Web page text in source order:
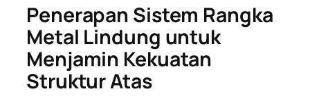
Penerapan Sistem Rangka
Metal Lindung untuk
Menjamin Kekuatan
Struktur Atas